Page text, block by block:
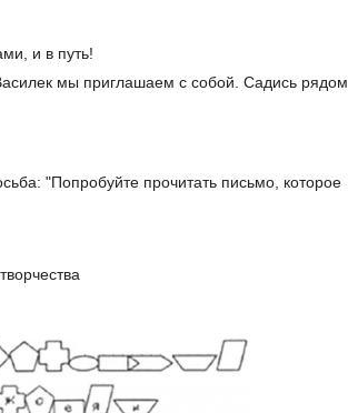
и в путь!
мы приглашаем с собой. Садись рядом
"Попробуйте прочитать письмо, которое